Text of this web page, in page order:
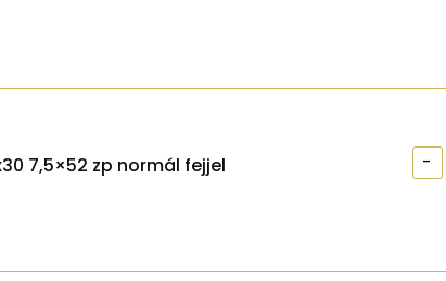
7,5×52 zp normál fejjel -